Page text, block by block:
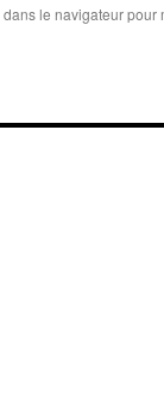
le navigateur